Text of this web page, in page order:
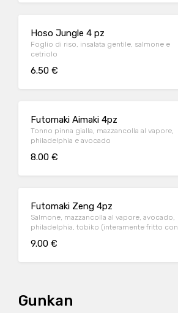
Hoso Jungle 4 pz
Foglio di riso, insalata gentile, salmone e
cetriolo
6.50 €
Futomaki Aimaki 4pz
Tonno pinna gialla, mazzancolla al vapore,
philadelphia e avocado
8.00 €
Futomaki Zeng 4pz
Salmone, mazzancolla al vapore, avocado,
philadelphia, tobiko (interamente fritto con
9.00 €
Gunkan